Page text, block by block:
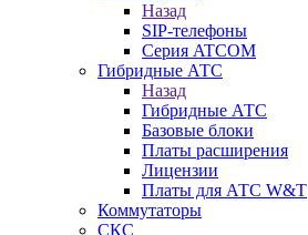
Назад
SIP-телефоны
Серия ATCOM
Гибридные АТС
Назад
Гибридные АТС
Базовые блоки
Платы расширения
Лицензии
Платы для АТС W&T
Коммутаторы
СКС